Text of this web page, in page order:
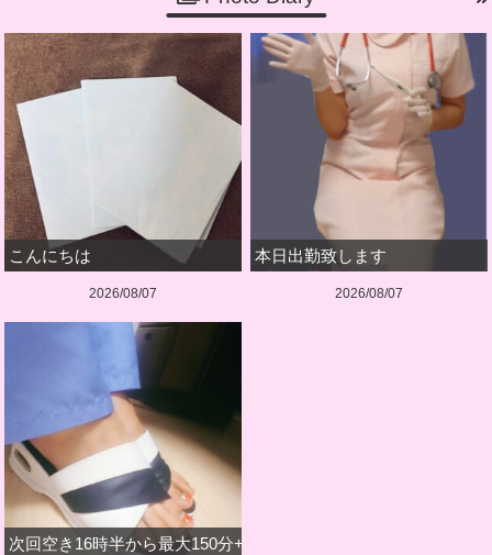
こんにちは
2026/08/07
本日出勤致します
2026/08/07
次回空き16時半から最大150分+深夜のみです